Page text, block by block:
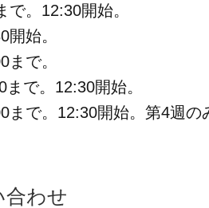
。12:30開始。
始。
で。
で。12:30開始。
まで。12:30開始。第4週の
合わせ